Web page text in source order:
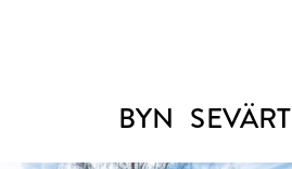
BYN SEVÄRT